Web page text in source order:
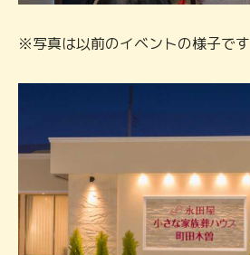
※写真は以前のイベントの様子です